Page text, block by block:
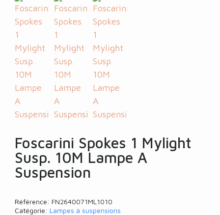
Foscarini Spokes 1 Mylight
Susp. 10M Lampe A
Suspension
Référence
FN2640071ML1010
Catégorie
Lampes à suspensions